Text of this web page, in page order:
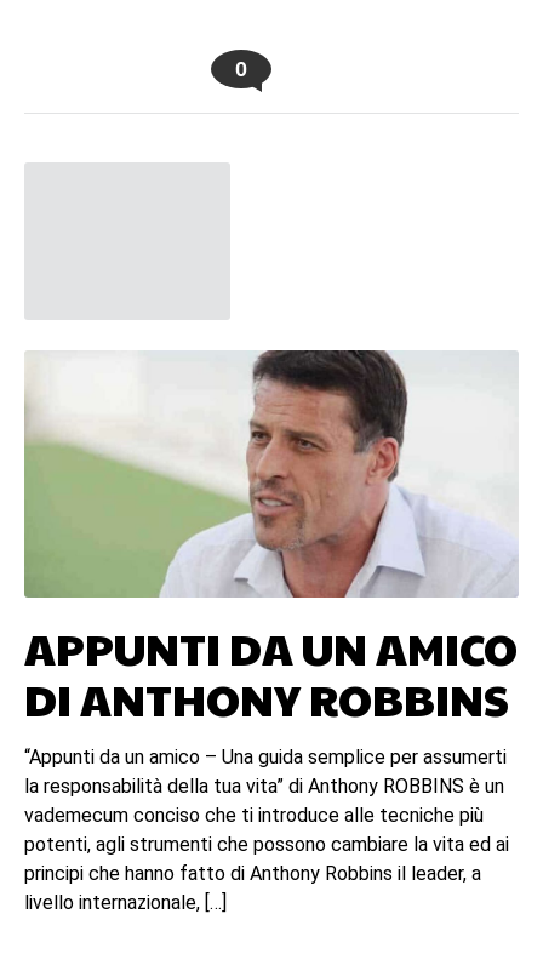
0
APPUNTI DA UN AMICO
DI ANTHONY ROBBINS
“Appunti da un amico – Una guida semplice per assumerti
la responsabilità della tua vita” di Anthony ROBBINS è un
vademecum conciso che ti introduce alle tecniche più
potenti, agli strumenti che possono cambiare la vita ed ai
principi che hanno fatto di Anthony Robbins il leader, a
livello internazionale, […]